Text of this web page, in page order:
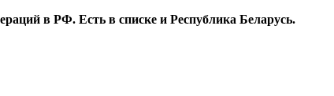
в РФ. Есть в списке и Республика Беларусь.